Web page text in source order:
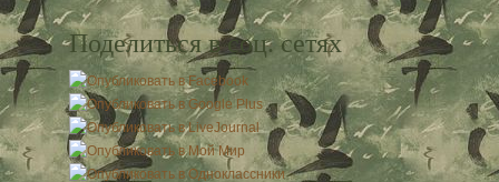
Поделиться в соц. сетях